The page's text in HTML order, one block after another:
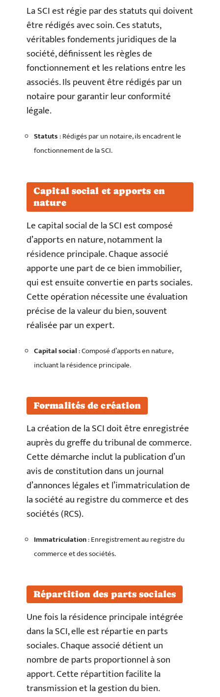
La SCI est régie par des statuts qui doivent
être rédigés avec soin. Ces statuts,
véritables fondements juridiques de la
société, définissent les règles de
fonctionnement et les relations entre les
associés. Ils peuvent être rédigés par un
notaire pour garantir leur conformité
légale.
Statuts: Rédigés par un notaire, ils encadrent le
fonctionnement de la SCI.
Capital social et apports en
nature
Le capital social de la SCI est composé
d’apports en nature, notamment la
résidence principale. Chaque associé
apporte une part de ce bien immobilier,
qui est ensuite convertie en parts sociales.
Cette opération nécessite une évaluation
précise de la valeur du bien, souvent
réalisée par un expert.
Capital social: Composé d’apports en nature,
incluant la résidence principale.
Formalités de création
La création de la SCI doit être enregistrée
auprès du greffe du tribunal de commerce.
Cette démarche inclut la publication d’un
avis de constitution dans un journal
d’annonces légales et l’immatriculation de
la société au registre du commerce et des
sociétés (RCS).
Immatriculation: Enregistrement au registre du
commerce et des sociétés.
Répartition des parts sociales
Une fois la résidence principale intégrée
dans la SCI, elle est répartie en parts
sociales. Chaque associé détient un
nombre de parts proportionnel à son
apport. Cette répartition facilite la
transmission et la gestion du bien.